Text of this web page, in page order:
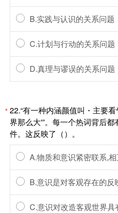
B.实践与认识的关系问题
C.计划与行动的关系问题
D.真理与谬误的关系问题
*22.“有一种内涵颜值叫・主要
界那么大'”。每一个热词背后
件。这反映了（）。
A.物质和意识紧密联系,
B.意识是对客观存在的反
C.意识对改造客观世界具